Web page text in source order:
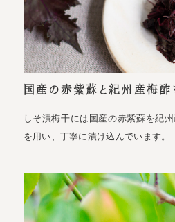
国産の赤紫蘇と紀州産梅酢
しそ漬梅干には国産の赤紫蘇を紀
を用い、丁寧に漬け込んでいます。